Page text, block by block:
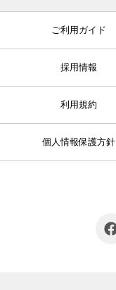
ご利用ガイド
採用情報
利用規約
個人情報保護方針